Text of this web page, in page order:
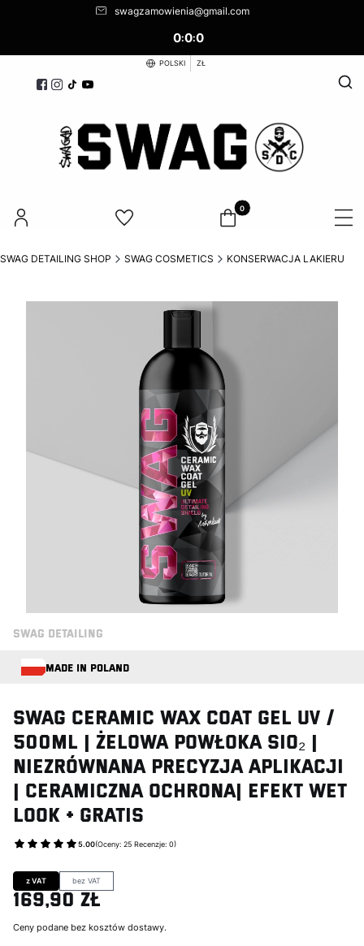
swagzamowienia@gmail.com
0:0:0
POLSKI ZŁ
Produkty w koszyku: 0.
SWAG DETAILING SHOP SWAG COSMETICS KONSERWACJA LAKIERU
SWAG DETAILING
MADE IN POLAND
Swag CERAMIC WAX COAT GEL UV /
500ml | Żelowa Powłoka SiO₂ |
Niezrównana Precyzja Aplikacji
| Ceramiczna Ochrona| Efekt Wet
Look + GRATIS
5.00(Oceny: 25 Recenzje: 0)
Przejdź do sekcji Opinie
z VAT bez VAT
Cena
169,90 zł
Ceny podane bez kosztów dostawy.